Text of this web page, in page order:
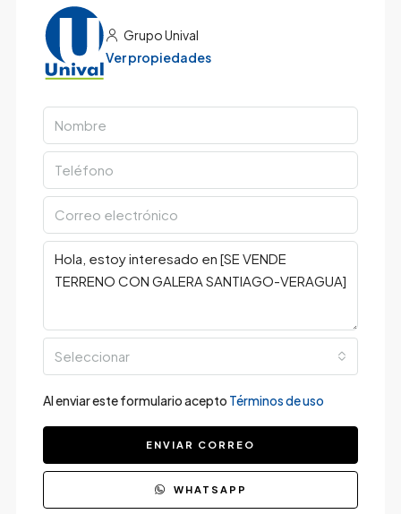
Grupo Unival
Ver propiedades
Seleccionar
Al enviar este formulario acepto Términos de uso
ENVIAR CORREO
WHATSAPP